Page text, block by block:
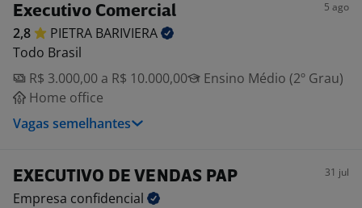
Executivo Comercial 5 ago
2,8 PIETRA BARIVIERA
Todo Brasil
R$ 3.000,00 a R$ 10.000,00
Ensino Médio (2º Grau)
Home office
Vagas semelhantes
EXECUTIVO DE VENDAS PAP 31 jul
Empresa confidencial